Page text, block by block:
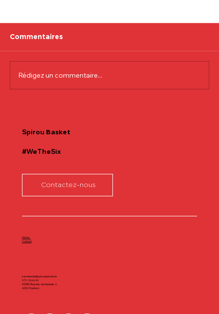
Commentaires
Rédigez un commentaire...
Spirou Basket
#WeTheSix
Contactez-nous
secretariat@spiroubasket.be
071/20.60.40
DÔME | Rue des olympiades 2,
6000 Charleroi
Home
Contact